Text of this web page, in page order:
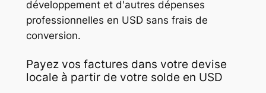
développement et d'autres dépenses
professionnelles en USD sans frais de
conversion.
Payez vos factures dans votre devise
locale à partir de votre solde en USD